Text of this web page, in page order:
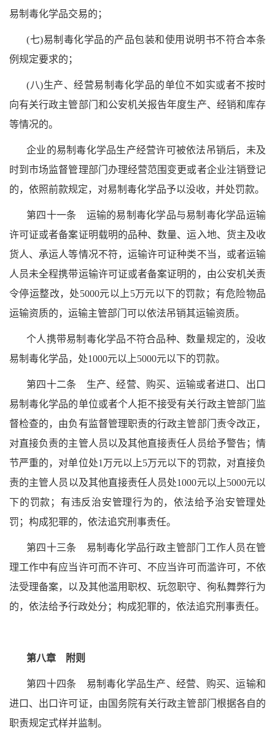
易制毒化学品交易的；
(七)易制毒化学品的产品包装和使用说明书不符合本条
例规定要求的；
(八)生产、经营易制毒化学品的单位不如实或者不按时
向有关行政主管部门和公安机关报告年度生产、经销和库存
等情况的。
企业的易制毒化学品生产经营许可被依法吊销后，未及
时到市场监督管理部门办理经营范围变更或者企业注销登记
的，依照前款规定，对易制毒化学品予以没收，并处罚款。
第四十一条 运输的易制毒化学品与易制毒化学品运输
许可证或者备案证明载明的品种、数量、运入地、货主及收
货人、承运人等情况不符，运输许可证种类不当，或者运输
人员未全程携带运输许可证或者备案证明的，由公安机关责
令停运整改，处5000元以上5万元以下的罚款；有危险物品
运输资质的，运输主管部门可以依法吊销其运输资质。
个人携带易制毒化学品不符合品种、数量规定的，没收
易制毒化学品，处1000元以上5000元以下的罚款。
第四十二条 生产、经营、购买、运输或者进口、出口
易制毒化学品的单位或者个人拒不接受有关行政主管部门监
督检查的，由负有监督管理职责的行政主管部门责令改正，
对直接负责的主管人员以及其他直接责任人员给予警告；情
节严重的，对单位处1万元以上5万元以下的罚款，对直接负
责的主管人员以及其他直接责任人员处1000元以上5000元以
下的罚款；有违反治安管理行为的，依法给予治安管理处
罚；构成犯罪的，依法追究刑事责任。
第四十三条 易制毒化学品行政主管部门工作人员在管
理工作中有应当许可而不许可、不应当许可而滥许可，不依
法受理备案，以及其他滥用职权、玩忽职守、徇私舞弊行为
的，依法给予行政处分；构成犯罪的，依法追究刑事责任。
第八章 附则
第四十四条 易制毒化学品生产、经营、购买、运输和
进口、出口许可证，由国务院有关行政主管部门根据各自的
职责规定式样并监制。